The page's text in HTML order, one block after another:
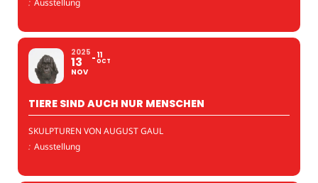
2025
13
NOV
11
OCT
TIERE SIND AUCH NUR MENSCHEN
SKULPTUREN VON AUGUST GAUL
: Ausstellung